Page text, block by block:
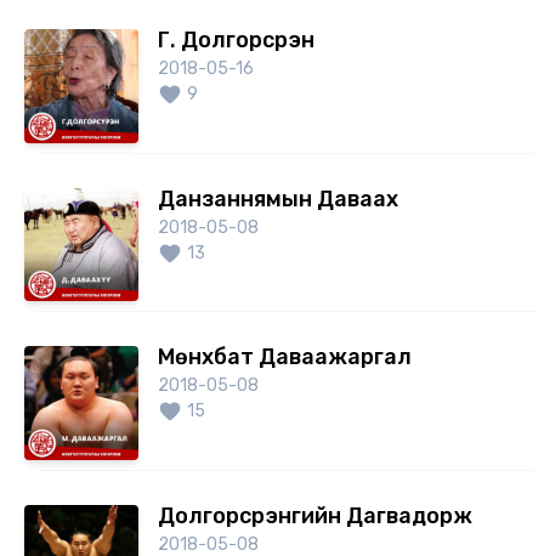
Г. Долгорсүрэн
2018-05-16
9
Данзаннямын Даваахүү
2018-05-08
13
Мөнхбат Даваажаргал
2018-05-08
15
Долгорсүрэнгийн Дагвадорж
2018-05-08